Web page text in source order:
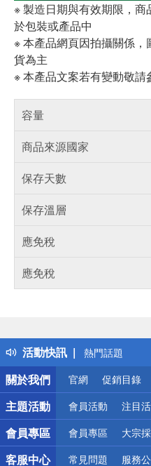
※ 製造日期與有效期限，
於包裝或產品中
※ 本產品網頁因拍攝關係
貨為主
※ 本產品文案若有變動敬請
容量
商品來源國家
保存天數
保存溫層
應免稅
應免稅
活動快訊
得獎公告
熱門話題
銀行優惠
偏遠地區配送
詐騙網頁！請
關於我們
官網 促銷目錄
主題活動 會員活動 注目
會員專區 會員專區 大宗
客服中心 常見問題 服務